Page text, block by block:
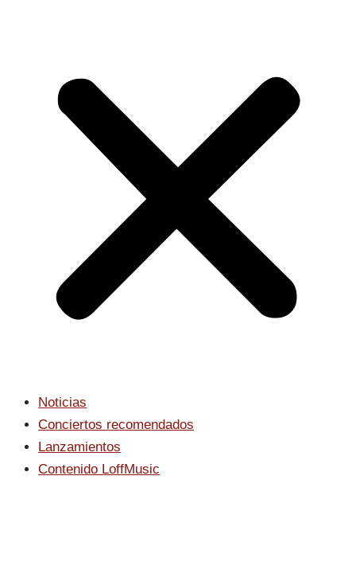
Noticias
Conciertos recomendados
Lanzamientos
Contenido LoffMusic